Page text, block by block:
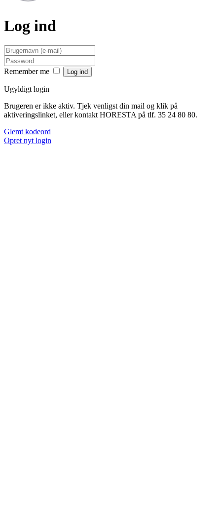
Log ind
Remember me
Ugyldigt login
Brugeren er ikke aktiv. Tjek venligst din mail og klik på
aktiveringslinket, eller kontakt HORESTA på tlf. 35 24 80 80.
Glemt kodeord
Opret nyt login